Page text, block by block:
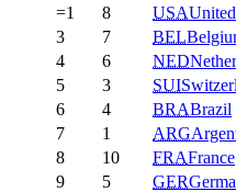
=1
8 USA
3
7 BEL
4
6 NED
5
3 SUI
6
4 BRABrazil
7
1 ARG
8
10 FRAFrance
9
5 GER